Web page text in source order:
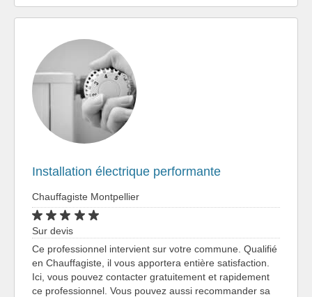
Installation électrique performante
Chauffagiste Montpellier
Sur devis
Ce professionnel intervient sur votre commune. Qualifié
en Chauffagiste, il vous apportera entière satisfaction.
Ici, vous pouvez contacter gratuitement et rapidement
ce professionnel. Vous pouvez aussi recommander sa